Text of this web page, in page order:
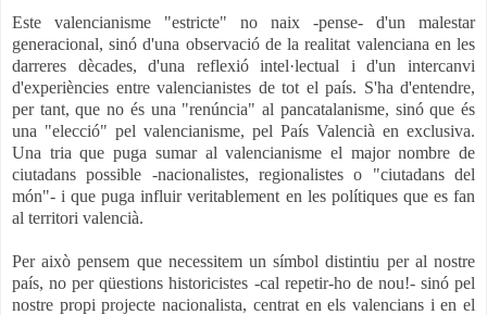
Este valencianisme "estricte" no naix -pense- d'un malestar
generacional, sinó d'una observació de la realitat valenciana en les
darreres dècades, d'una reflexió intel·lectual i d'un intercanvi
d'experiències entre valencianistes de tot el país. S'ha d'entendre,
per tant, que no és una "renúncia" al pancatalanisme, sinó que és
una "elecció" pel valencianisme, pel País Valencià en exclusiva.
Una tria que puga sumar al valencianisme el major nombre de
ciutadans possible -nacionalistes, regionalistes o "ciutadans del
món"- i que puga influir veritablement en les polítiques que es fan
al territori valencià.
Per això pensem que necessitem un símbol distintiu per al nostre
país, no per qüestions historicistes -cal repetir-ho de nou!- sinó pel
nostre propi projecte nacionalista, centrat en els valencians i en el